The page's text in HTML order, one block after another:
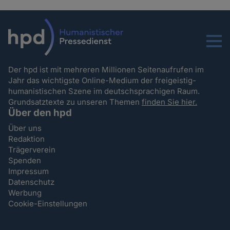
Menu
Der hpd ist mit mehreren Millionen Seitenaufrufen im
Jahr das wichtigste Online-Medium der freigeistig-
humanistischen Szene im deutschsprachigen Raum.
Grundsatztexte zu unseren Themenfinden Sie hier.
Über den hpd
Über uns
Redaktion
Trägerverein
Spenden
Impressum
Datenschutz
Werbung
Cookie-Einstellungen